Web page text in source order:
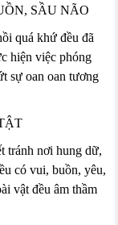
SẦU NÃO
quá khứ đều đã
hiện việc phóng
sự oan oan tương
tránh nơi hung dữ,
có vui, buồn, yêu,
vật đều âm thầm